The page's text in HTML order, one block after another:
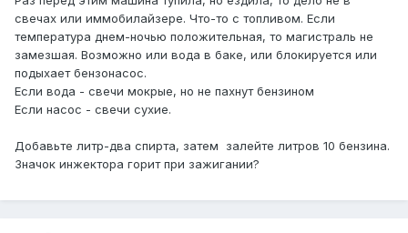
свечах или иммобилайзере. Что-то с топливом. Если
температура днем-ночью положительная, то магистраль не
замезшая. Возможно или вода в баке, или блокируется или
подыхает бензонасос.
Если вода - свечи мокрые, но не пахнут бензином
Если насос - свечи сухие.
Добавьте литр-два спирта, затем залейте литров 10 бензина.
Значок инжектора горит при зажигании?